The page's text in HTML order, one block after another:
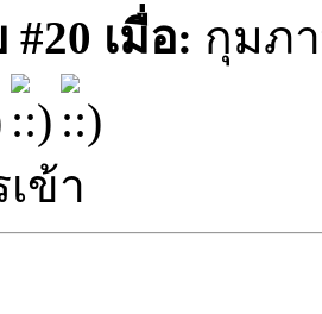
เมื่อ: กุมภา
ข้า